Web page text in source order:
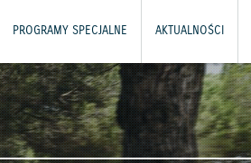
PROGRAMY SPECJALNE AKTUALNOŚCI